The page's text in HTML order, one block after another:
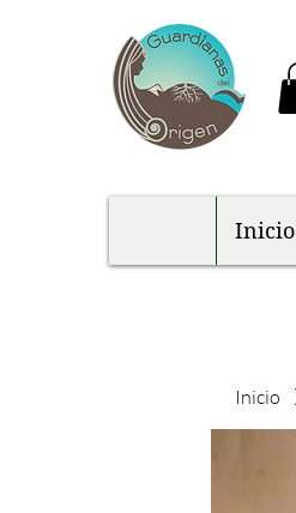
Inicio
Inicio